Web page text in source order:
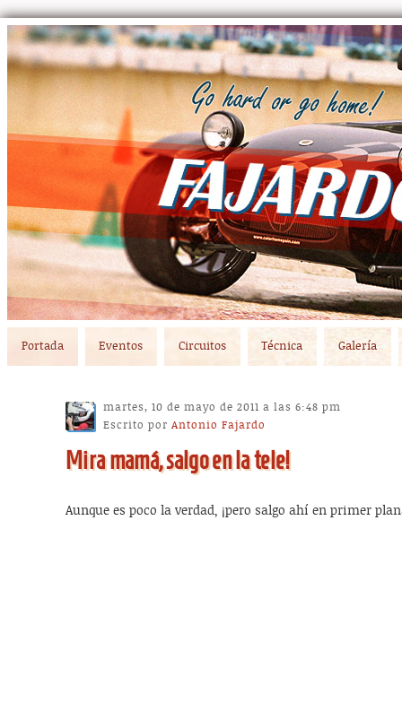
Skip to primary content
Skip to secondary content
Portada Eventos Circuitos Técnica Galería
Mira mamá, salgo en la tele!
martes, 10 de mayo de 2011 a las 6:48 pm
Escrito porAntonio Fajardo
Aunque es poco la verdad, ¡pero salgo ahí en primer